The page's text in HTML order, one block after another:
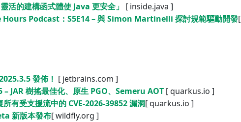
活的建構函式體使 Java 更安全」 [ inside.java ]
Podcast：S5E14 – 與 Simon Martinelli 探討規範驅動開發[
發佈！ [ jetbrains.com ]
JAR 樹搖最佳化、原生 PGO、Semeru AOT [ quarkus.io ]
所有受支援流中的 CVE-2026-39852 漏洞[ quarkus.io ]
新版本發布[ wildfly.org ]